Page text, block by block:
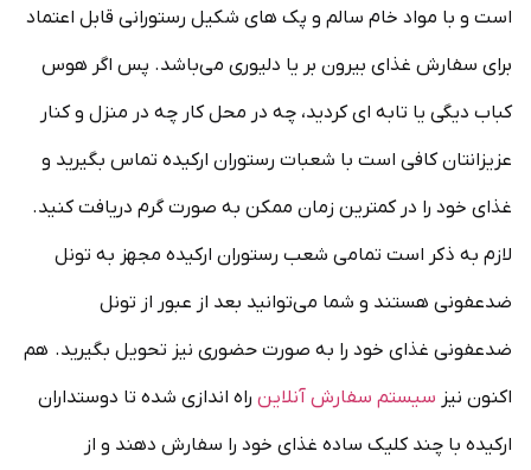
است و با مواد خام سالم و پک های شکیل رستورانی قابل اعتماد
برای سفارش غذای بیرون بر یا دلیوری می‌باشد. پس اگر هوس
کباب دیگی یا تابه ای کردید، چه در محل کار چه در منزل و کنار
عزیزانتان کافی است با شعبات رستوران ارکیده تماس بگیرید و
غذای خود را در کمترین زمان ممکن به صورت گرم دریافت کنید.
لازم به ذکر است تمامی شعب رستوران ارکیده مجهز به تونل
ضدعفونی هستند و شما می‌توانید بعد از عبور از تونل
ضدعفونی غذای خود را به صورت حضوری نیز تحویل بگیرید. هم
اکنون نیز سیستم سفارش آنلاین راه اندازی شده تا دوستداران
ارکیده با چند کلیک ساده غذای خود را سفارش دهند و از